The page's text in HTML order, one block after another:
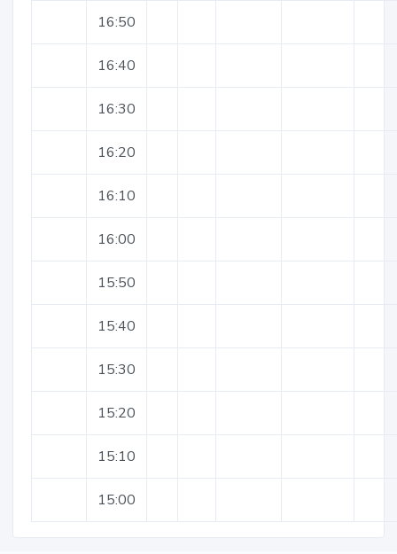
16:50
16:40
16:30
16:20
16:10
16:00
15:50
15:40
15:30
15:20
15:10
15:00